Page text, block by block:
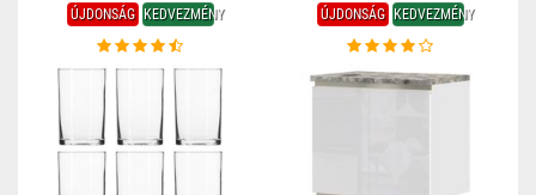
ÚJDONSÁG KEDVEZMÉNY ÚJDONSÁG KEDVEZMÉNY